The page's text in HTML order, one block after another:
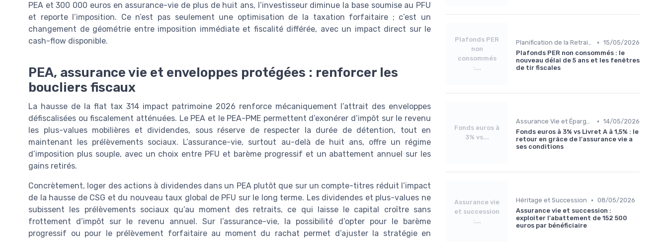
PEA et 300 000 euros en assurance-vie de plus de huit ans, l’investisseur diminue la base soumise au PFU
et reporte l’imposition. Ce n’est pas seulement une optimisation de la taxation forfaitaire ; c’est un
changement de géométrie entre imposition immédiate et fiscalité différée, avec un impact direct sur le
cash-flow disponible.
PEA, assurance vie et enveloppes protégées : renforcer les
boucliers fiscaux
La hausse de la flat tax 314 impact patrimoine 2026 renforce mécaniquement l’attrait des enveloppes
défiscalisées ou fiscalement atténuées. Le PEA et le PEA-PME permettent d’exonérer d’impôt sur le revenu
les plus-values mobilières et dividendes, sous réserve de respecter la durée de détention, tout en
maintenant les prélèvements sociaux. L’assurance-vie, surtout au-delà de huit ans, offre un régime
d’imposition plus souple, avec un choix entre PFU et barème progressif et un abattement annuel sur les
gains retirés.
Concrètement, loger des actions à dividendes dans un PEA plutôt que sur un compte-titres réduit l’impact
de la hausse de CSG et du nouveau taux global de PFU sur le long terme. Les dividendes et plus-values ne
subissent les prélèvements sociaux qu’au moment des retraits, ce qui laisse le capital croître sans
frottement d’impôt sur le revenu annuel. Sur l’assurance-vie, la possibilité d’opter pour le barème
progressif ou pour le prélèvement forfaitaire au moment du rachat permet d’ajuster la stratégie en
Plafonds PER
non
consommés
:...
Planification de la Retraite • 15/05/2026
Plafonds PER non consommés : le
nouveau délai de 5 ans et les fenêtres
de tir fiscales
Fonds euros à
3% vs...
Assurance Vie et Épargne • 14/05/2026
Fonds euros à 3% vs Livret A à 1,5% : le
retour en grâce de l'assurance vie a
ses conditions
Assurance vie
et succession
:...
Héritage et Succession • 08/05/2026
Assurance vie et succession :
exploiter l'abattement de 152 500
euros par bénéficiaire